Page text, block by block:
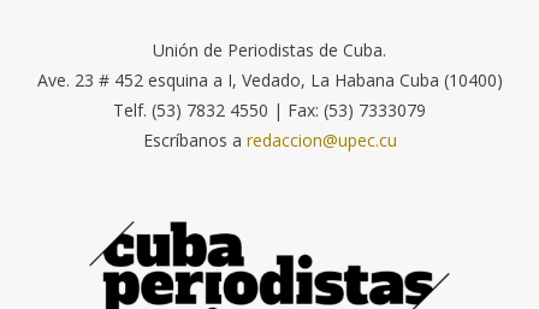
Unión de Periodistas de Cuba.
Ave. 23 # 452 esquina a I, Vedado, La Habana Cuba (10400)
Telf. (53) 7832 4550 | Fax: (53) 7333079
Escríbanos a redaccion@upec.cu